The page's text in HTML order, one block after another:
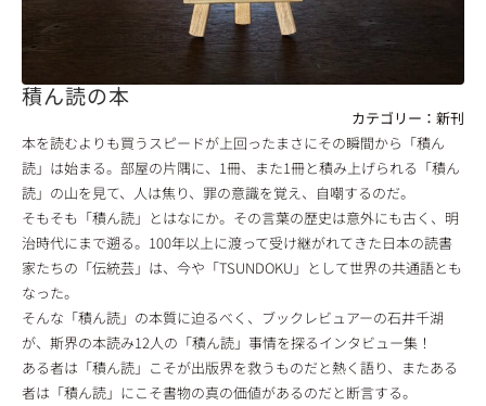
積ん読の本
カテゴリー： 新刊
本を読むよりも買うスピードが上回ったまさにその瞬間から「積ん
読」は始まる。部屋の片隅に、1冊、また1冊と積み上げられる「積ん
読」の山を見て、人は焦り、罪の意識を覚え、自嘲するのだ。
そもそも「積ん読」とはなにか。その言葉の歴史は意外にも古く、明
治時代にまで遡る。100年以上に渡って受け継がれてきた日本の読書
家たちの「伝統芸」は、今や「TSUNDOKU」として世界の共通語とも
なった。
そんな「積ん読」の本質に迫るべく、ブックレビュアーの石井千湖
が、斯界の本読み12人の「積ん読」事情を探るインタビュー集！
ある者は「積ん読」こそが出版界を救うものだと熱く語り、またある
者は「積ん読」にこそ書物の真の価値があるのだと断言する。